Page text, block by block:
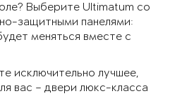
Выберите Ultimatum со
защитными панелями:
меняться вместе с
исключительно лучшее,
вас – двери люкс-класса